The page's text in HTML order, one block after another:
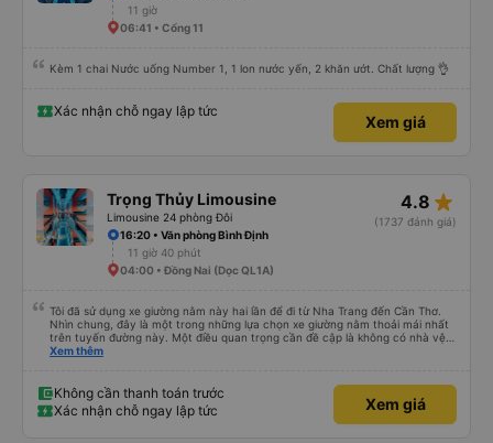
11 giờ
06:41 • Cổng 11
Kèm 1 chai Nước uống Number 1, 1 lon nước yến, 2 khăn ướt. Chất lượng 👌
Xác nhận chỗ ngay lập tức
Xem giá
Trọng Thủy Limousine
Limousine 24 phòng Đôi
4.8 star_rate
(1737 đánh giá)
16:20 • Văn phòng Bình Định
11 giờ 40 phút
04:00 • Đồng Nai (Dọc QL1A)
Tôi đã sử dụng xe giường nằm này hai lần để đi từ Nha Trang đến Cần Thơ.
Nhìn chung, đây là một trong những lựa chọn xe giường nằm thoải mái nhất
trên tuyến đường này. Một điều quan trọng cần đề cập là không có nhà vệ
sinh trên xe, điều này có thể gây khó chịu trên một hành trình dài xuyên
chậm khoảng một tiếng, nhưng công ty đã thông báo trước cho tôi, nên tôi
không gặp vấn đề gì. Xe khá thoải mái, có chăn và hai gối, và các tài xế lịch
sự và thân thiện. Có các điểm dừng nghỉ vào khoảng 4:00 sáng và 9:00
Xem thêm
Không cần thanh toán trước
Xác nhận chỗ ngay lập tức
Xem giá